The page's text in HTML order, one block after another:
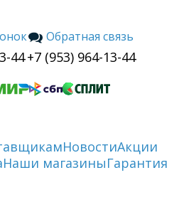
44
Обратная связь
+7 (953) 964-13-44
НовостиАкции
Наши магазиныГарантия